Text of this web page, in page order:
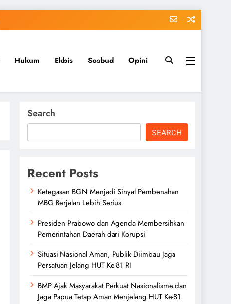
Hukum Ekbis Sosbud Opini
Search
SEARCH
Recent Posts
Ketegasan BGN Menjadi Sinyal Pembenahan
MBG Berjalan Lebih Serius
Presiden Prabowo dan Agenda Membersihkan
Pemerintahan Daerah dari Korupsi
Situasi Nasional Aman, Publik Diimbau Jaga
Persatuan Jelang HUT Ke-81 RI
BMP Ajak Masyarakat Perkuat Nasionalisme dan
Jaga Papua Tetap Aman Menjelang HUT Ke-81